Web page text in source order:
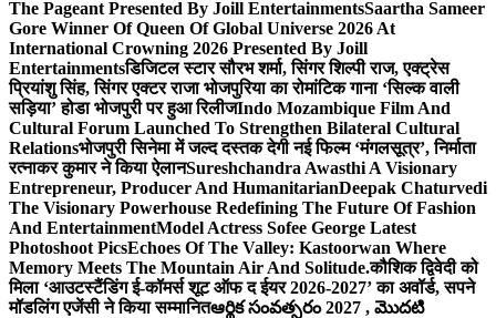
The Pageant Presented By Joill EntertainmentsSaartha Sameer
Gore Winner Of Queen Of Global Universe 2026 At
International Crowning 2026 Presented By Joill
Entertainmentsडिजिटल स्टार सौरभ शर्मा, सिंगर शिल्पी राज, एक्ट्रेस
प्रियांशु सिंह, सिंगर एक्टर राजा भोजपुरिया का रोमांटिक गाना ‘सिल्क वाली
सड़िया’ होडा भोजपुरी पर हुआ रिलीजIndo Mozambique Film And
Cultural Forum Launched To Strengthen Bilateral Cultural
Relationsभोजपुरी सिनेमा में जल्द दस्तक देगी नई फिल्म ‘मंगलसूत्र’, निर्माता
रत्नाकर कुमार ने किया ऐलानSureshchandra Awasthi A Visionary
Entrepreneur, Producer And HumanitarianDeepak Chaturvedi
The Visionary Powerhouse Redefining The Future Of Fashion
And EntertainmentModel Actress Sofee George Latest
Photoshoot PicsEchoes Of The Valley: Kastoorwan Where
Memory Meets The Mountain Air And Solitude.कौशिक द्विवेदी को
मिला ‘आउटस्टैंडिंग ई-कॉमर्स शूट ऑफ द ईयर 2026-2027’ का अवॉर्ड, सपने
मॉडलिंग एजेंसी ने किया सम्मानितఆర్థిక సంవత్సరం 2027 , మొదటి